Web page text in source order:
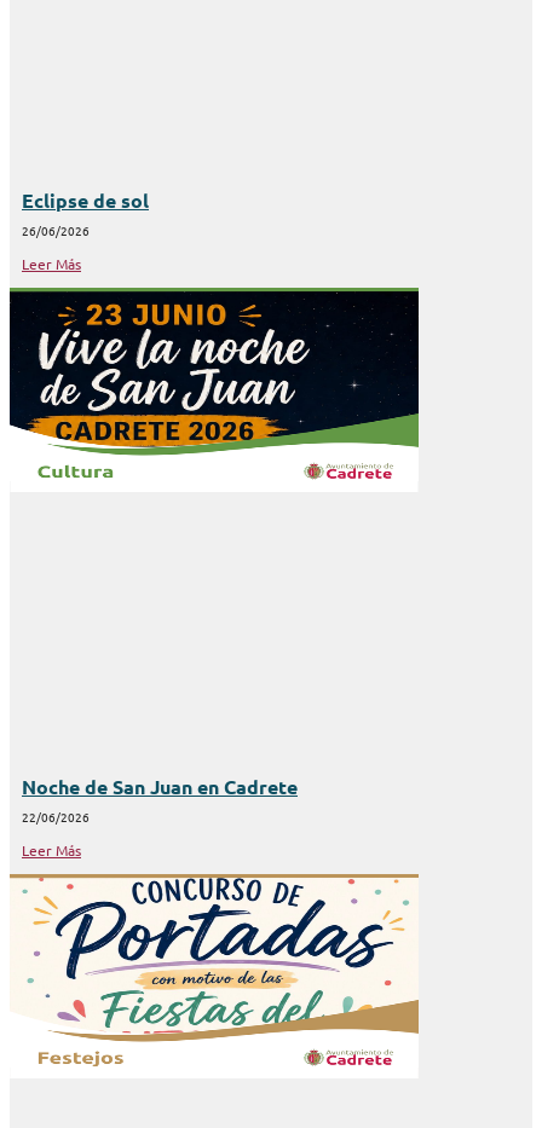
Eclipse de sol
26/06/2026
Leer Más
Noche de San Juan en Cadrete
22/06/2026
Leer Más